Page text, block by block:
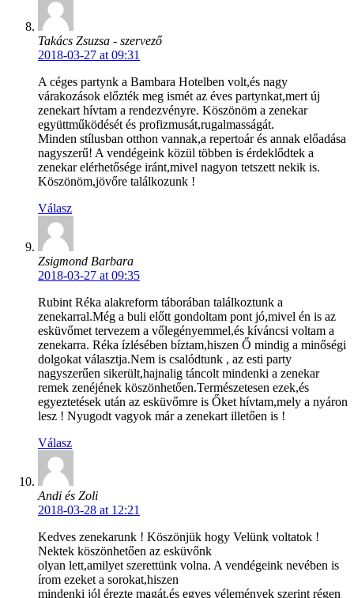
Takács Zsuzsa - szervező
2018-03-27 at 09:31
A céges partynk a Bambara Hotelben volt,és nagy
várakozások előzték meg ismét az éves partynkat,mert új
zenekart hívtam a rendezvényre. Köszönöm a zenekar
együttműködését és profizmusát,rugalmasságát.
Minden stílusban otthon vannak,a repertoár és annak előadása
nagyszerű! A vendégeink közül többen is érdeklődtek a
zenekar elérhetősége iránt,mivel nagyon tetszett nekik is.
Köszönöm,jövőre találkozunk !
Válasz
Zsigmond Barbara
2018-03-27 at 09:35
Rubint Réka alakreform táborában találkoztunk a
zenekarral.Még a buli előtt gondoltam pont jó,mivel én is az
esküvőmet tervezem a vőlegényemmel,és kíváncsi voltam a
zenekarra. Réka ízlésében bíztam,hiszen Ő mindig a minőségi
dolgokat választja.Nem is csalódtunk , az esti party
nagyszerűen sikerült,hajnalig táncolt mindenki a zenekar
remek zenéjének köszönhetően.Természetesen ezek,és
egyeztetések után az esküvőmre is Őket hívtam,mely a nyáron
lesz ! Nyugodt vagyok már a zenekart illetően is !
Válasz
Andi és Zoli
2018-03-28 at 12:21
Kedves zenekarunk ! Köszönjük hogy Velünk voltatok !
Nektek köszönhetően az esküvőnk
olyan lett,amilyet szerettünk volna. A vendégeink nevében is
írom ezeket a sorokat,hiszen
mindenki jól érezte magát,és egyes vélemények szerint régen